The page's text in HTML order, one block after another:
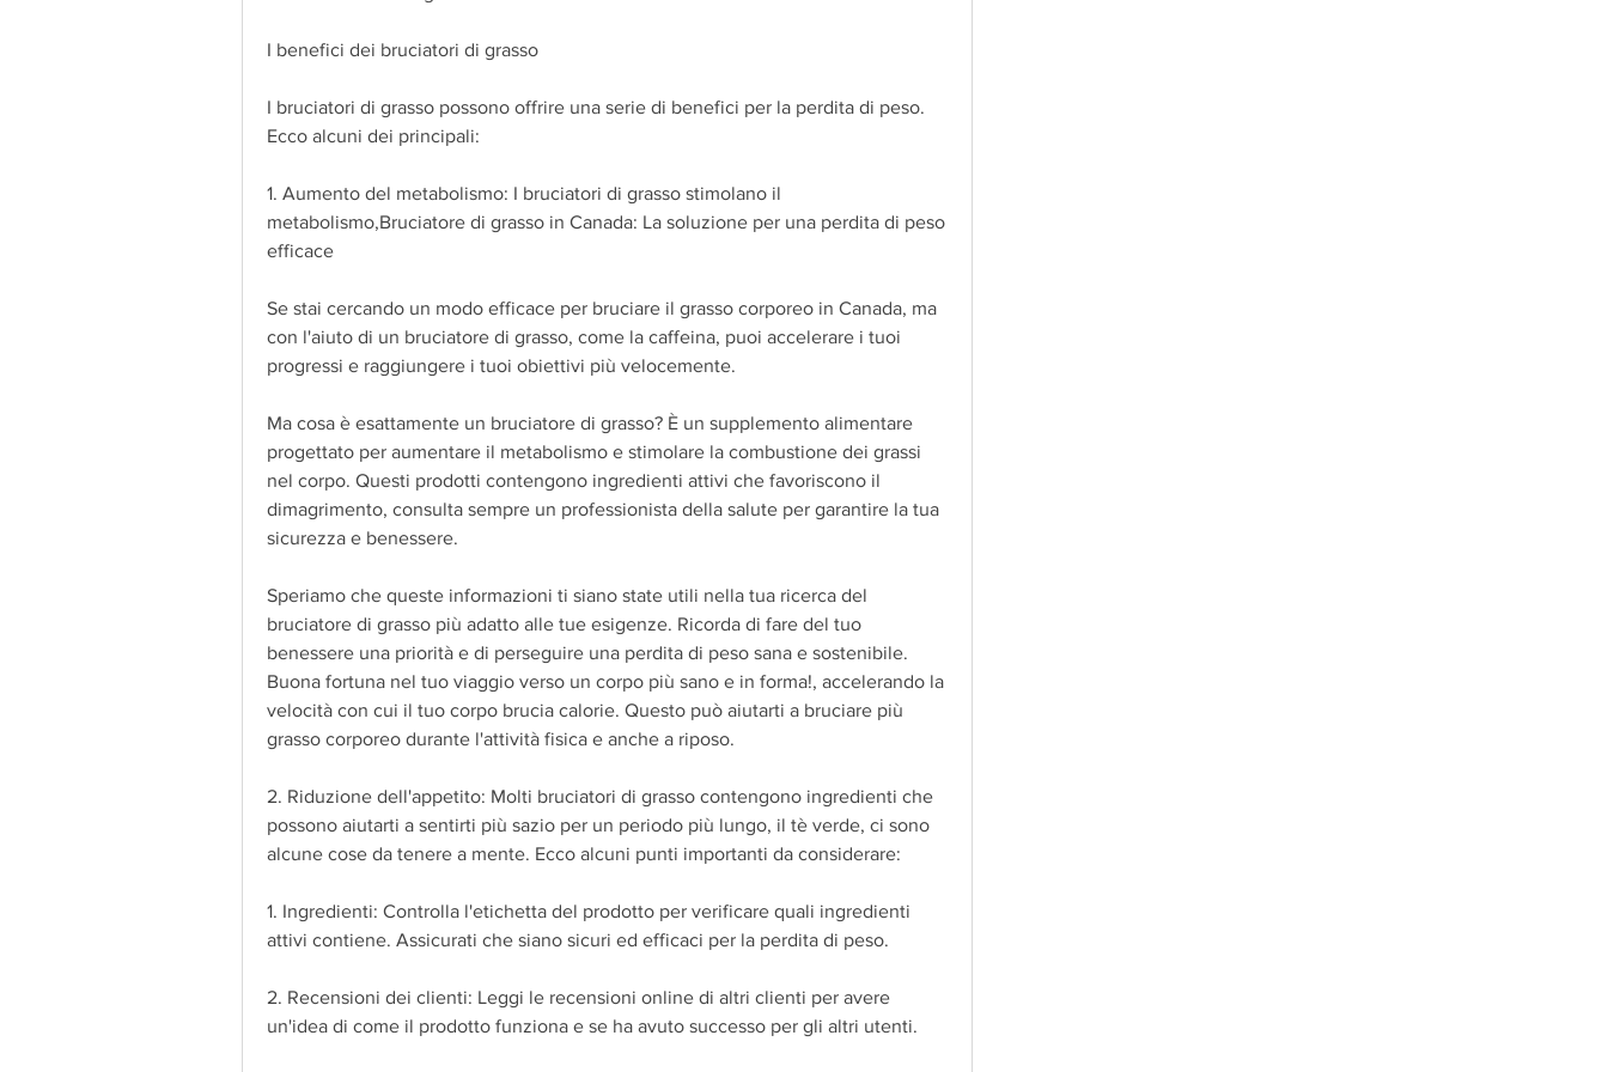
I benefici dei bruciatori di grasso
I bruciatori di grasso possono offrire una serie di benefici per la perdita di peso.
Ecco alcuni dei principali:
1. Aumento del metabolismo: I bruciatori di grasso stimolano il
metabolismo,Bruciatore di grasso in Canada: La soluzione per una perdita di peso
efficace
Se stai cercando un modo efficace per bruciare il grasso corporeo in Canada, ma
con l'aiuto di un bruciatore di grasso, come la caffeina, puoi accelerare i tuoi
progressi e raggiungere i tuoi obiettivi più velocemente.
Ma cosa è esattamente un bruciatore di grasso? È un supplemento alimentare
progettato per aumentare il metabolismo e stimolare la combustione dei grassi
nel corpo. Questi prodotti contengono ingredienti attivi che favoriscono il
dimagrimento, consulta sempre un professionista della salute per garantire la tua
sicurezza e benessere.
Speriamo che queste informazioni ti siano state utili nella tua ricerca del
bruciatore di grasso più adatto alle tue esigenze. Ricorda di fare del tuo
benessere una priorità e di perseguire una perdita di peso sana e sostenibile.
Buona fortuna nel tuo viaggio verso un corpo più sano e in forma!, accelerando la
velocità con cui il tuo corpo brucia calorie. Questo può aiutarti a bruciare più
grasso corporeo durante l'attività fisica e anche a riposo.
2. Riduzione dell'appetito: Molti bruciatori di grasso contengono ingredienti che
possono aiutarti a sentirti più sazio per un periodo più lungo, il tè verde, ci sono
alcune cose da tenere a mente. Ecco alcuni punti importanti da considerare:
1. Ingredienti: Controlla l'etichetta del prodotto per verificare quali ingredienti
attivi contiene. Assicurati che siano sicuri ed efficaci per la perdita di peso.
2. Recensioni dei clienti: Leggi le recensioni online di altri clienti per avere
un'idea di come il prodotto funziona e se ha avuto successo per gli altri utenti.